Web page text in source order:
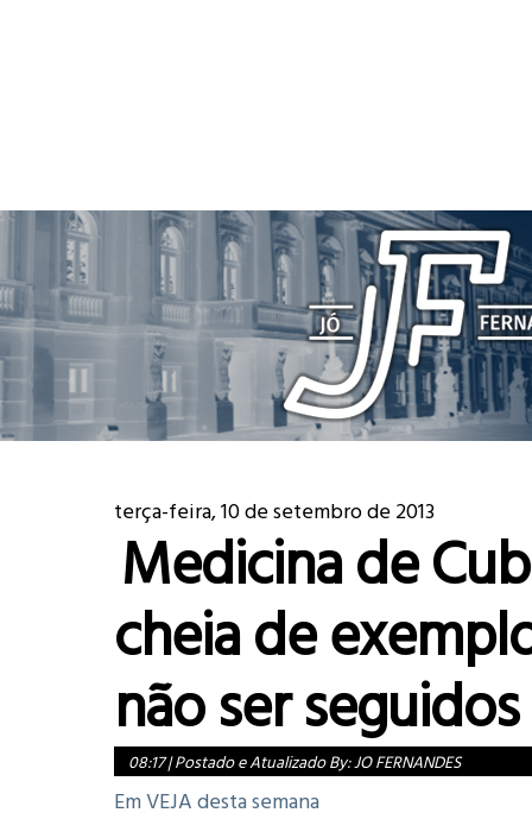
terça-feira, 10 de setembro de 2013
Medicina de
cheia de
não ser seguidos
08:17|Postado e Atualizado By:JO FERNANDES
Em VEJA desta semana